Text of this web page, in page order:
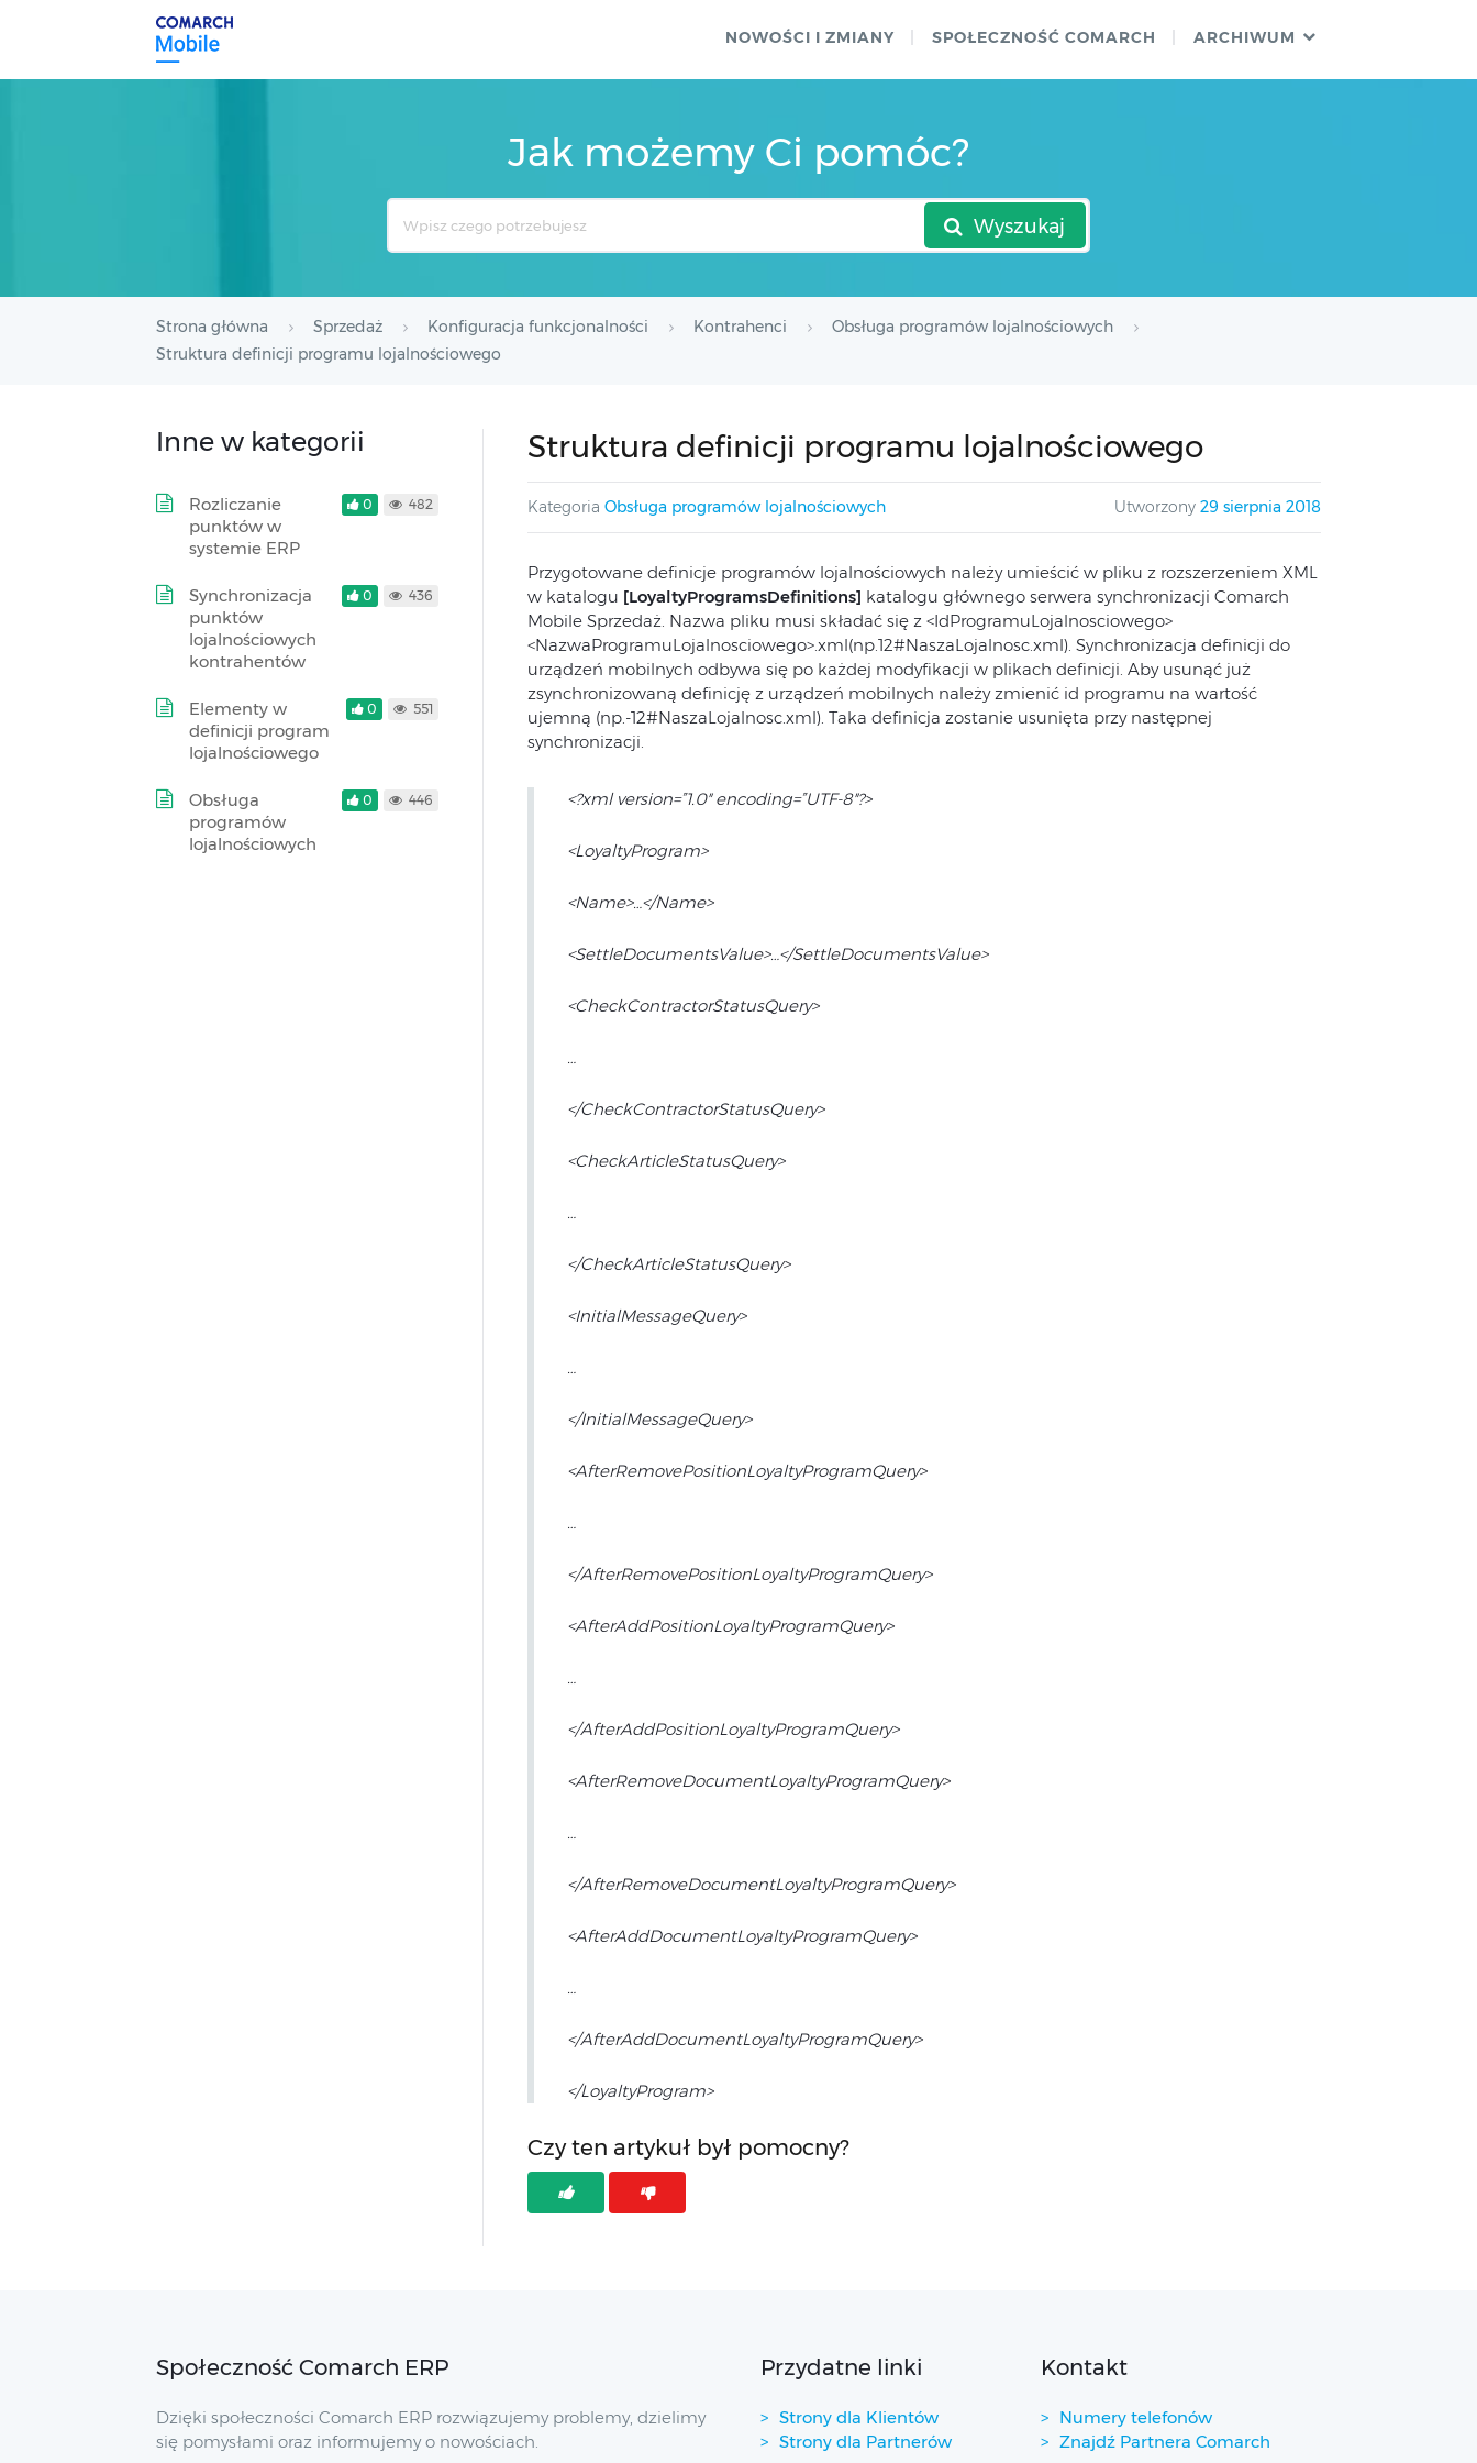
NOWOŚCI I ZMIANY SPOŁECZNOŚĆ COMARCH ARCHIWUM
Jak możemy Ci pomóc?
Wyszukaj
Strona główna Sprzedaż Konfiguracja funkcjonalności Kontrahenci
Obsługa programów lojalnościowych
Struktura definicji programu lojalnościowego
Struktura definicji programu lojalnościowego
Kategoria Obsługa programów lojalnościowych Utworzony 29 sierpnia 2018
Przygotowane definicje programów lojalnościowych należy umieścić w pliku z rozszerzeniem XML
w katalogu [LoyaltyProgramsDefinitions] katalogu głównego serwera synchronizacji Comarch
Mobile Sprzedaż. Nazwa pliku musi składać się z <IdProgramuLojalnosciowego>
<NazwaProgramuLojalnosciowego>.xml(np.12#NaszaLojalnosc.xml). Synchronizacja definicji do
urządzeń mobilnych odbywa się po każdej modyfikacji w plikach definicji. Aby usunąć już
zsynchronizowaną definicję z urządzeń mobilnych należy zmienić id programu na wartość
ujemną (np.-12#NaszaLojalnosc.xml). Taka definicja zostanie usunięta przy następnej
synchronizacji.
<?xml version=”1.0″ encoding=”UTF-8″?>
<LoyaltyProgram>
<Name>…</Name>
<SettleDocumentsValue>…</SettleDocumentsValue>
<CheckContractorStatusQuery>
…
</CheckContractorStatusQuery>
<CheckArticleStatusQuery>
…
</CheckArticleStatusQuery>
<InitialMessageQuery>
…
</InitialMessageQuery>
<AfterRemovePositionLoyaltyProgramQuery>
…
</AfterRemovePositionLoyaltyProgramQuery>
<AfterAddPositionLoyaltyProgramQuery>
…
</AfterAddPositionLoyaltyProgramQuery>
<AfterRemoveDocumentLoyaltyProgramQuery>
…
</AfterRemoveDocumentLoyaltyProgramQuery>
<AfterAddDocumentLoyaltyProgramQuery>
…
</AfterAddDocumentLoyaltyProgramQuery>
</LoyaltyProgram>
Czy ten artykuł był pomocny?
Inne w kategorii
Rozliczanie
punktów w
systemie ERP
0 482
Synchronizacja
punktów
lojalnościowych
kontrahentów
0 436
Elementy w
definicji program
lojalnościowego
0 551
Obsługa
programów
lojalnościowych
0 446
Społeczność Comarch ERP
Dzięki społeczności Comarch ERP rozwiązujemy problemy, dzielimy
się pomysłami oraz informujemy o nowościach.
Przydatne linki
Strony dla Klientów
Strony dla Partnerów
Kontakt
Numery telefonów
Znajdź Partnera Comarch